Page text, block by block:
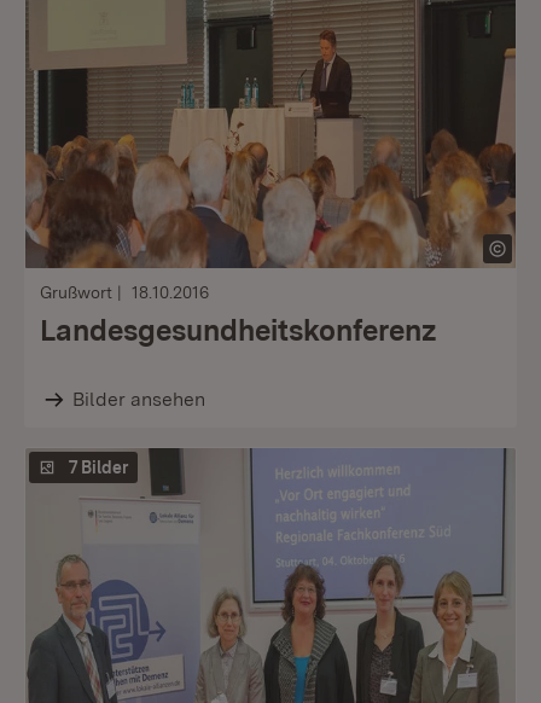
Grußwort 18.10.2016
Landesgesundheitskonferenz
Bilder ansehen
7 Bilder